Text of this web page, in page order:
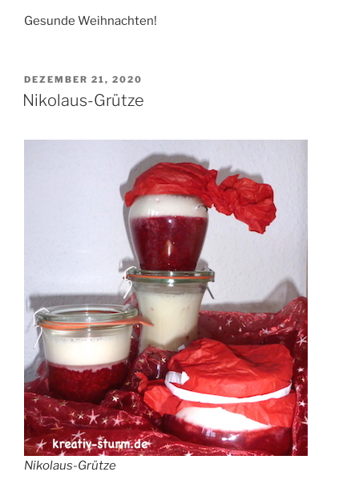
Gesunde Weihnachten!
VERÖFFENTLICHT
AM
DEZEMBER 21, 2020
Nikolaus-Grütze
Nikolaus-Grütze